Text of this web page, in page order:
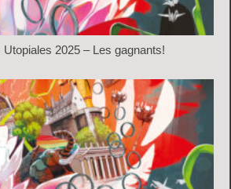
Utopiales 2025 – Les gagnants!